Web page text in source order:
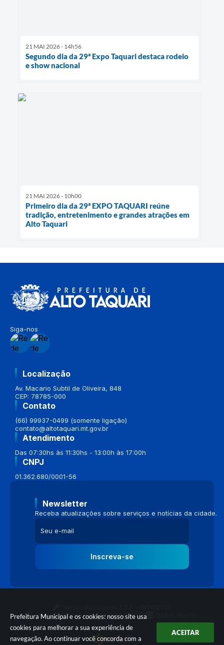
Prefeitura Municipal e os cookies: nosso site usa
cookies para melhorar a sua experiência de
navegação. Ao continuar você concorda com a
ACEITAR
21 MAI 2026 - 14h56
Segundo dia da 29ª Expo Taquari destaca rodeio
e show nacional
21 MAI 2026 - 10h00
Primeiro dia da 29ª EXPO TAQUARI reúne
tradição, entretenimento e grandes atrações em
Alto Taquari
Siga-nos
Localização
Av. Macario Subtil de Oliveira, 848
CEP: 78785-000
Contato
(66) 99937-0499 (somente ligação)
contato@altotaquari.mt.gov.br
Atendimento
Das 07:30hs às 11:30hs - 13:00h às 17:00h
CNPJ
01.362.680/0001-56
Newsletter
Receba atualizações sobre serviços e notícias da cidade.
Inscreva-se
Portal atualizado em:04/08/2026 16:58